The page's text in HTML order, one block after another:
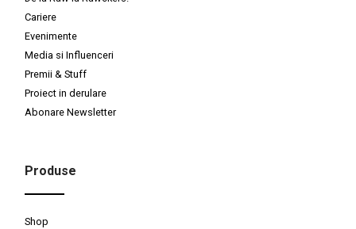
Cariere
Evenimente
Media si Influenceri
Premii & Stuff
Proiect in derulare
Abonare Newsletter
Produse
Shop